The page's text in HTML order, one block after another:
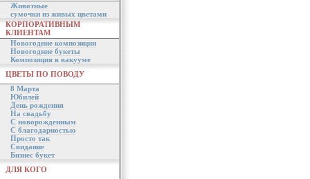
Животные
сумочки из живых цветами
КОРПОРАТИВНЫМ
КЛИЕНТАМ
Новогодние композиции
Новогодние букеты
Композиция в вакууме
ЦВЕТЫ ПО ПОВОДУ
8 Марта
Юбилей
День рождения
На свадьбу
С новорожденным
С благодарностью
Просто так
Свидание
Бизнес букет
ДЛЯ КОГО